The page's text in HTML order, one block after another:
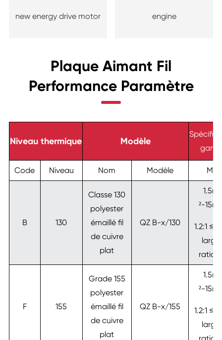
new energy drive motor engine
Plaque Aimant Fil
Performance Paramètre
Niveau thermique Modèle
Code Niveau Nom Modèle Mm²
B 130
Classe 130
polyester
émaillé fil
de cuivre
plat
QZ B-x/130
²-
1.2:1
ratio≤
F 155
Grade 155
polyester
émaillé fil
de cuivre
plat
QZ B-x/155
²-
1.2:1
ratio≤